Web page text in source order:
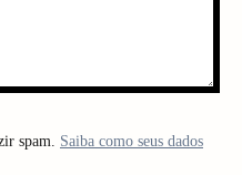
spam. Saiba como seus dados